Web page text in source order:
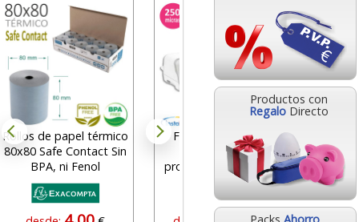
Productos con
Regalo Directo
Rollos de papel térmico
80x80 Safe Contact Sin
BPA, ni Fenol
Fellowes LX Venus
plastificadora
profesional hasta 250
miras